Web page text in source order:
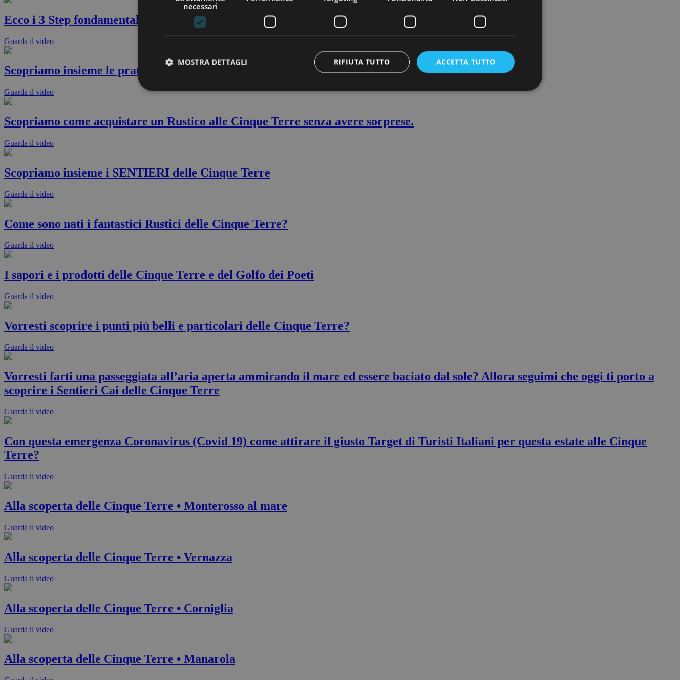
Ecco i 3 Step fondamentali da seguire per ristrutturare un rustico alle Cinque Terre.
Guarda il video
Scopriamo insieme le pratiche urbanistiche per ristrutturare un rustico alle Cinque Terre.
Guarda il video
Scopriamo come acquistare un Rustico alle Cinque Terre senza avere sorprese.
Guarda il video
Scopriamo insieme i SENTIERI delle Cinque Terre
Guarda il video
Come sono nati i fantastici Rustici delle Cinque Terre?
Guarda il video
I sapori e i prodotti delle Cinque Terre e del Golfo dei Poeti
Guarda il video
Vorresti scoprire i punti più belli e particolari delle Cinque Terre?
Guarda il video
Vorresti farti una passeggiata all’aria aperta ammirando il mare ed essere baciato dal sole? Allora seguimi che oggi ti porto a
scoprire i Sentieri Cai delle Cinque Terre
Guarda il video
Con questa emergenza Coronavirus (Covid 19) come attirare il giusto Target di Turisti Italiani per questa estate alle Cinque
Terre?
Guarda il video
Alla scoperta delle Cinque Terre • Monterosso al mare
Guarda il video
Alla scoperta delle Cinque Terre • Vernazza
Guarda il video
Alla scoperta delle Cinque Terre • Corniglia
Guarda il video
Alla scoperta delle Cinque Terre • Manarola
necessari
ACCETTA TUTTO
RIFIUTA TUTTO
MOSTRA DETTAGLI